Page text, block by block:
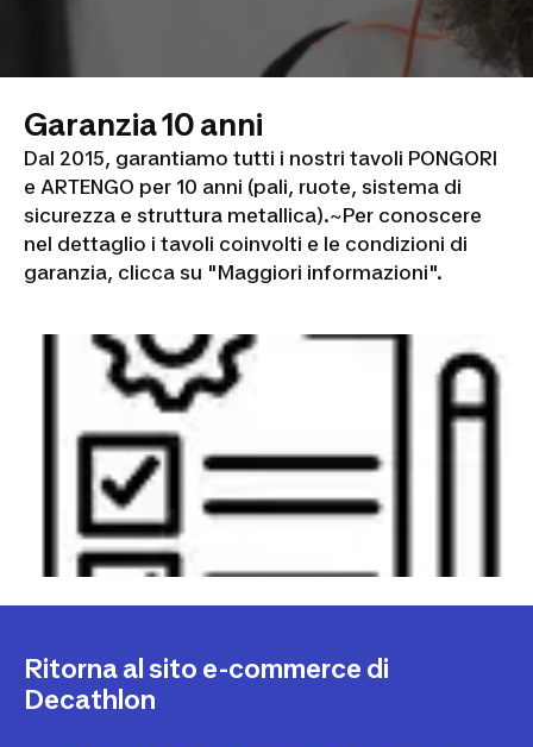
Garanzia 10 anni
Dal 2015, garantiamo tutti i nostri tavoli PONGORI
e ARTENGO per 10 anni (pali, ruote, sistema di
sicurezza e struttura metallica).~Per conoscere
nel dettaglio i tavoli coinvolti e le condizioni di
garanzia, clicca su "Maggiori informazioni".
Ritorna al sito e-commerce di
Decathlon